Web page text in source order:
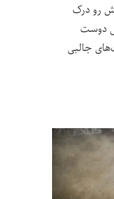
رو درک
دوست
جالبی